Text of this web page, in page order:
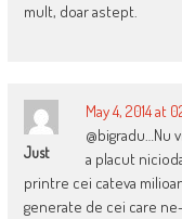
mult, doar astept.
Just
May 4, 2014 at
@bigradu…Nu
a placut
printre cei cateva
generate de cei care